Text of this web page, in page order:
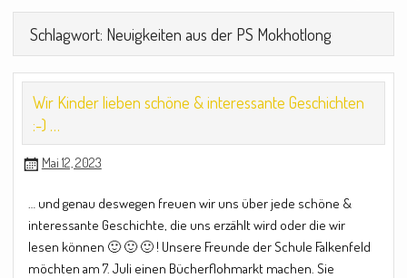
Schlagwort: Neuigkeiten aus der PS Mokhotlong
Wir Kinder lieben schöne & interessante Geschichten
:-) …
Mai 12, 2023
… und genau deswegen freuen wir uns über jede schöne &
interessante Geschichte, die uns erzählt wird oder die wir
lesen können 🙂 🙂 🙂 ! Unsere Freunde der Schule Falkenfeld
möchten am 7. Juli einen Bücherflohmarkt machen. Sie